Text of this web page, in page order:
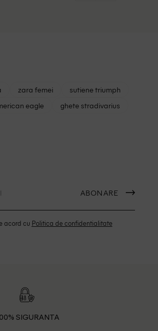
zara femei
sutiene triumph
eagle
ghete stradivarius
ABONARE
acord cu Politica de confidentialitate
SIGURANTA